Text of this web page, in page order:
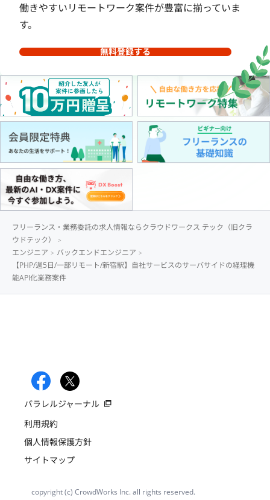
働きやすいリモートワーク案件が豊富に揃っていま
す。
無料登録する
フリーランス・業務委託の求人情報ならクラウドワークス テック（旧クラ
ウドテック）
エンジニア
バックエンドエンジニア
【PHP/週5日/一部リモート/新宿駅】自社サービスのサーバサイドの経理機
能API化業務案件
パラレルジャーナル
利用規約
個人情報保護方針
サイトマップ
copyright (c) CrowdWorks Inc. all rights reserved.